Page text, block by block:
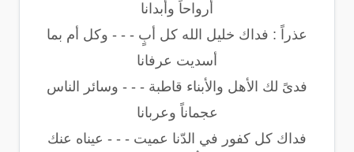
أرواحاً وأبدانا
عذراً : فداك خليل الله كل أبٍ - - - وكل أم بما
أسديت عرفانا
فدىً لك الأهل والأبناء قاطبة - - - وسائر الناس
عجماناً وعربانا
فداك كل كفور في الدّنا عميت - - - عيناه عنك